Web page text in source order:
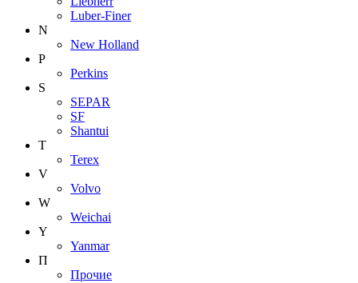
Luber-Finer
N
New Holland
P
Perkins
S
SEPAR
SF
Shantui
T
Terex
V
Volvo
W
Weichai
Y
Yanmar
П
Прочие